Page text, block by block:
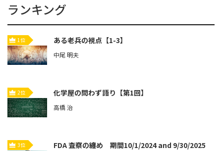
ランキング
1位 ある老兵の視点【1-3】
中尾 明夫
2位 化学屋の問わず語り【第1回】
高橋 治
3位 FDA 査察の纏め 期間10/1/2024 and 9/30/2025